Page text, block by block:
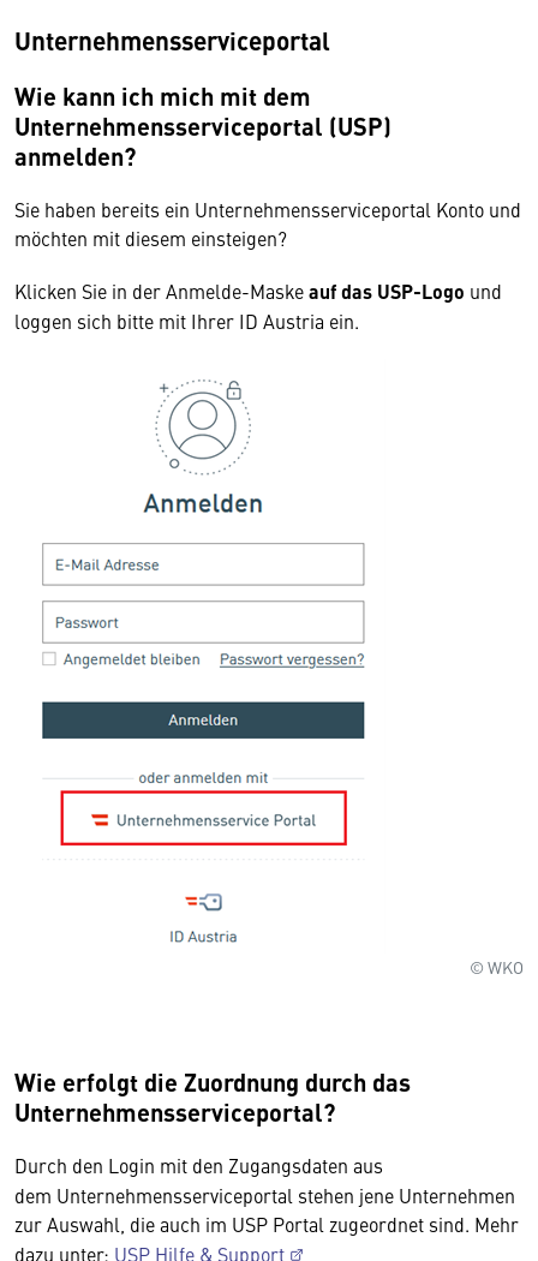
Unternehmensserviceportal
Wie kann ich mich mit dem
Unternehmensserviceportal (USP)
anmelden?
Sie haben bereits ein Unternehmensserviceportal Konto und
möchten mit diesem einsteigen?
Klicken Sie in der Anmelde-Maskeauf das USP-Logo und
loggen sich bitte mit Ihrer ID Austria ein.
© WKO
Wie erfolgt die Zuordnung durch das
Unternehmensserviceportal?
Durch den Login mit den Zugangsdaten aus
dem Unternehmensserviceportal stehen jene Unternehmen
zur Auswahl, die auch im USP Portal zugeordnet sind. Mehr
dazu unter: USP Hilfe & Support